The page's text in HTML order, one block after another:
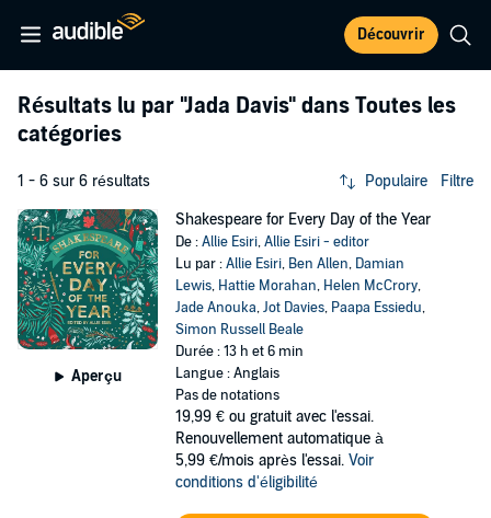
Découvrir
Résultats lu par "Jada Davis" dans Toutes les
catégories
1 - 6 sur 6 résultats Populaire Filtre
Aperçu
Shakespeare for Every Day of the Year
De :Allie Esiri,Allie Esiri - editor
Lu par :Allie Esiri, Ben Allen, Damian
Lewis, Hattie Morahan, Helen McCrory,
Jade Anouka,Jot Davies, Paapa Essiedu,
Simon Russell Beale
Durée : 13 h et 6 min
Langue : Anglais
Pas de notations
19,99 € ou gratuit avec l'essai.
Renouvellement automatique à
5,99 €/mois après l'essai. Voir
conditions d'éligibilité